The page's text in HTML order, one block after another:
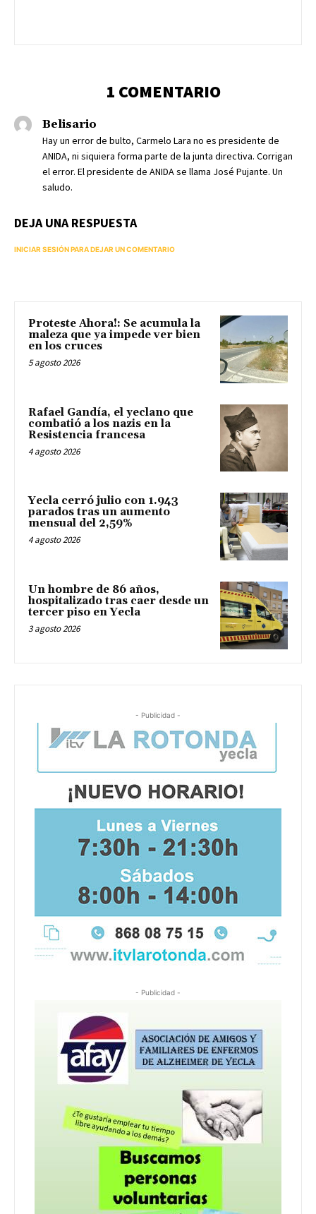
1 COMENTARIO
Belisario
Hay un error de bulto, Carmelo Lara no es presidente de
ANIDA, ni siquiera forma parte de la junta directiva. Corrigan
el error. El presidente de ANIDA se llama José Pujante. Un
saludo.
DEJA UNA RESPUESTA
INICIAR SESIÓN PARA DEJAR UN COMENTARIO
Proteste Ahora!: Se acumula la
maleza que ya impede ver bien
en los cruces
5 agosto 2026
Rafael Gandía, el yeclano que
combatió a los nazis en la
Resistencia francesa
4 agosto 2026
Yecla cerró julio con 1.943
parados tras un aumento
mensual del 2,59%
4 agosto 2026
Un hombre de 86 años,
hospitalizado tras caer desde un
tercer piso en Yecla
3 agosto 2026
- Publicidad -
- Publicidad -